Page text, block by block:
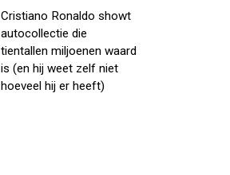
Cristiano Ronaldo showt
autocollectie die
tientallen miljoenen waard
is (en hij weet zelf niet
hoeveel hij er heeft)